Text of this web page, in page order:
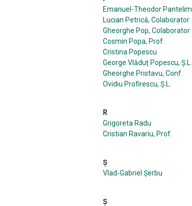
Emanuel-Theodor
Lucian Petrică, Colaborator
Gheorghe Pop, Colaborator
Cosmin Popa, Prof.
Cristina Popescu
George Vlăduț Popescu, Ș.L.
Gheorghe Pristavu, Conf.
Ovidiu Profirescu, Ș.L.
R
Grigoreta Radu
Cristian Ravariu, Prof.
Ș
Vlad-Gabriel Șerbu
Ş